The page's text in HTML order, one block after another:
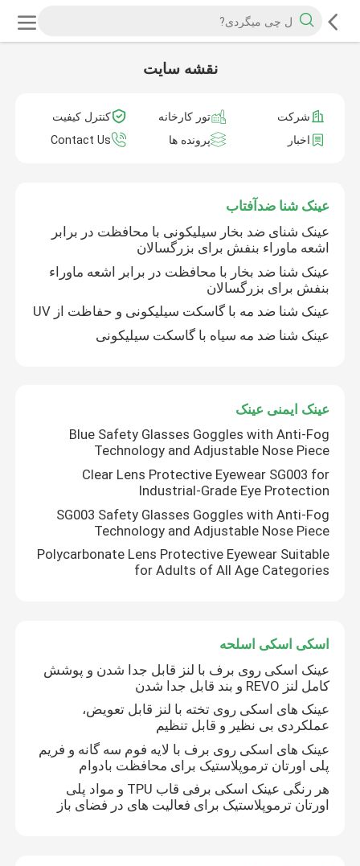
نقشه سایت
شرکت تور کارخانه
کنترل کیفیت
اخبار
پرونده ها Contact Us
عینک شنا ضدآفتاب
عینک شنای ضد بخار سیلیکونی با محافظت در برابر
اشعه ماوراء بنفش برای بزرگسالان
عینک شنا ضد بخار با محافظت در برابر اشعه ماوراء
بنفش برای بزرگسالان
عینک شنا ضد مه با گاسکت سیلیکونی و حفاظت از UV
عینک شنا ضد مه سیاه با گاسکت سیلیکونی
عینک ایمنی عینک
Blue Safety Glasses Goggles with Anti-Fog
Technology and Adjustable Nose Piece
Clear Lens Protective Eyewear SG003 for
Industrial-Grade Eye Protection
SG003 Safety Glasses Goggles with Anti-Fog
Technology and Adjustable Nose Piece
Polycarbonate Lens Protective Eyewear Suitable
for Adults of All Age Categories
اسکی اسکی اسلحه
عینک اسکی روی برف با لنز قابل جدا شدن و پوشش
کامل لنز REVO و بند قابل جدا شدن
عینک های اسکی روی تخته با لنز قابل تعویض،
عملکردی بی نظیر و قابل تنظیم
عینک های اسکی روی برف با لایه فوم سه گانه و فریم
پلی اورتان ترموپلاستیک برای محافظت بادوام
هر رنگی عینک اسکی برفی قاب TPU و مواد پلی
اورتان ترموپلاستیک برای فعالیت های در فضای باز